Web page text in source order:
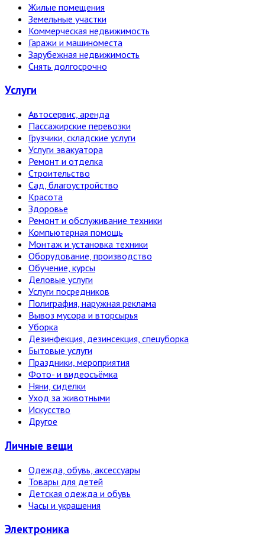
Жилые помещения
Земельные участки
Коммерческая недвижимость
Гаражи и машиноместа
Зарубежная недвижимость
Снять долгосрочно
Услуги
Автосервис, аренда
Пассажирские перевозки
Грузчики, складские услуги
Услуги эвакуатора
Ремонт и отделка
Строительство
Сад, благоустройство
Красота
Здоровье
Ремонт и обслуживание техники
Компьютерная помощь
Монтаж и установка техники
Оборудование, производство
Обучение, курсы
Деловые услуги
Услуги посредников
Полиграфия, наружная реклама
Вывоз мусора и вторсырья
Уборка
Дезинфекция, дезинсекция, спецуборка
Бытовые услуги
Праздники, мероприятия
Фото- и видеосъёмка
Няни, сиделки
Уход за животными
Искусство
Другое
Личные вещи
Одежда, обувь, аксессуары
Товары для детей
Детская одежда и обувь
Часы и украшения
Электро­ника